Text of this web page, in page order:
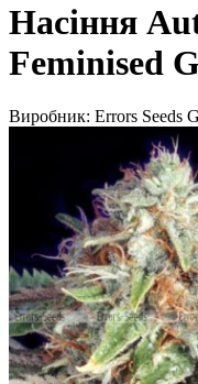
Насіння
Feminised
Виробник: Errors Seeds